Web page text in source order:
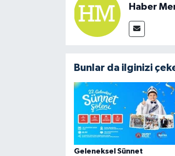
Haber
Bunlar da ilginizi
Geleneksel Sünnet